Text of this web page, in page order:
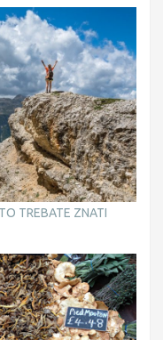
TREBATE ZNATI